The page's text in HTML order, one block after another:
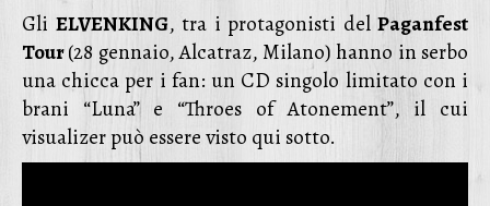
Gli ELVENKING, tra i protagonisti del Paganfest
Tour(28 gennaio, Alcatraz, Milano) hanno in serbo
una chicca per i fan: un CD singolo limitato con i
brani “Luna” e “Throes of Atonement”, il cui
visualizer può essere visto qui sotto.